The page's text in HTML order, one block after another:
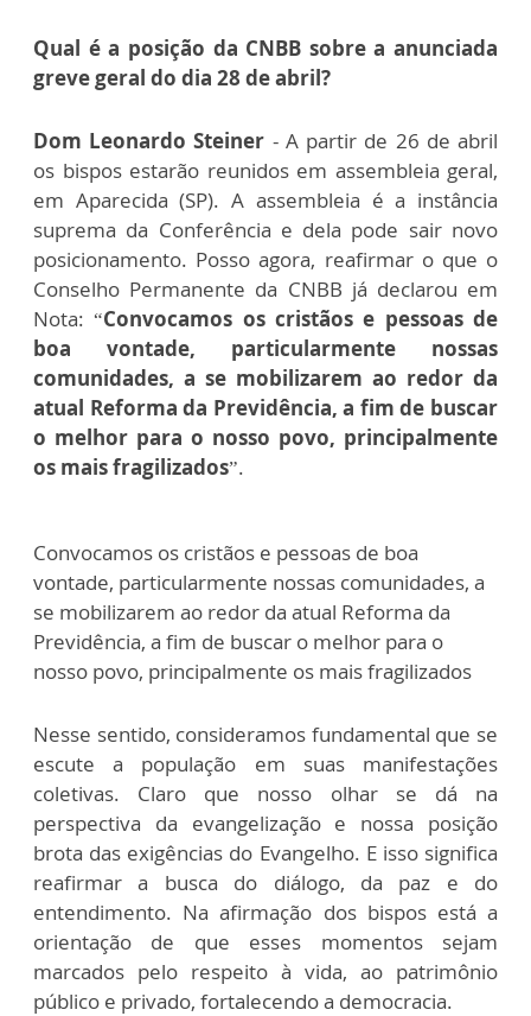
Qual é a posição da CNBB sobre a anunciada
greve geral do dia 28 de abril?
Dom Leonardo Steiner - A partir de 26 de abril
os bispos estarão reunidos em assembleia geral,
em Aparecida (SP). A assembleia é a instância
suprema da Conferência e dela pode sair novo
posicionamento. Posso agora, reafirmar o que o
Conselho Permanente da CNBB já declarou em
Nota: “Convocamos os cristãos e pessoas de
boa vontade, particularmente nossas
comunidades, a se mobilizarem ao redor da
atual Reforma da Previdência, a fim de buscar
o melhor para o nosso povo, principalmente
os mais fragilizados”.
Convocamos os cristãos e pessoas de boa
vontade, particularmente nossas comunidades, a
se mobilizarem ao redor da atual Reforma da
Previdência, a fim de buscar o melhor para o
nosso povo, principalmente os mais fragilizados
Nesse sentido, consideramos fundamental que se
escute a população em suas manifestações
coletivas. Claro que nosso olhar se dá na
perspectiva da evangelização e nossa posição
brota das exigências do Evangelho. E isso significa
reafirmar a busca do diálogo, da paz e do
entendimento. Na afirmação dos bispos está a
orientação de que esses momentos sejam
marcados pelo respeito à vida, ao patrimônio
público e privado, fortalecendo a democracia.